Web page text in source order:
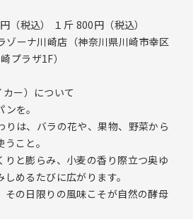
明会
（税込） １斤 800円（税込）
ゾーナ川崎店（神奈川県川崎市幸区
プラザ1F）
ー）について
を。
りは、バラの花や、果物、野菜から
こと。
りと膨らみ、小麦の香り際立つ奥ゆ
めるたびに広がります。
その日限りの風味こそが自然の酵母